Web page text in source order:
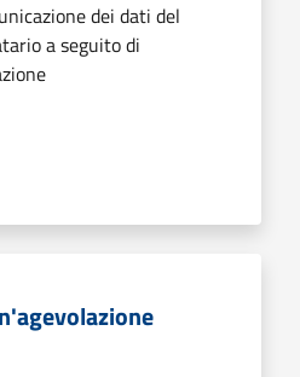
dei dati del
a seguito di